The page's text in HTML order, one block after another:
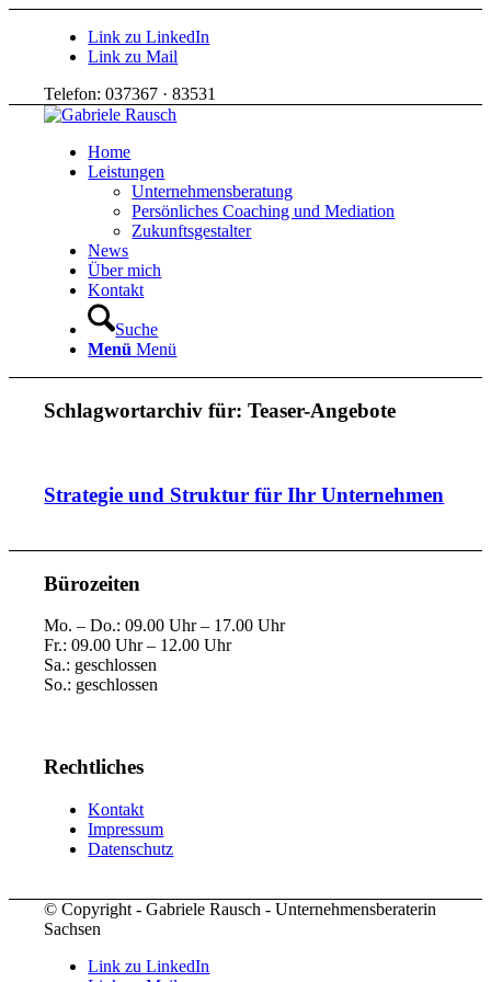
Link zu LinkedIn
Link zu Mail
Telefon: 037367 · 83531
Home
Leistungen
Unternehmensberatung
Persönliches Coaching und Mediation
Zukunftsgestalter
News
Über mich
Kontakt
Suche
Menü Menü
Schlagwortarchiv für:Teaser-Angebote
Strategie und Struktur für Ihr Unternehmen
Bürozeiten
Mo. – Do.: 09.00 Uhr – 17.00 Uhr
Fr.: 09.00 Uhr – 12.00 Uhr
Sa.: geschlossen
So.: geschlossen
Rechtliches
Kontakt
Impressum
Datenschutz
© Copyright - Gabriele Rausch - Unternehmensberaterin
Sachsen
Link zu LinkedIn